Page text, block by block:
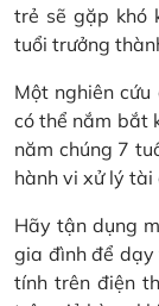
trẻ sẽ gặp khó
tuổi trưởng
Một nghiên
có thể nắm bắt
năm chúng 7
hành vi xử lý
Hãy tận dụng
gia đình để
tính trên điện